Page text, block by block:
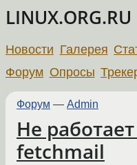
LINUX.ORG.RU
Новости Галерея
Форум Опросы
Форум — Admin
Не
fetchmail